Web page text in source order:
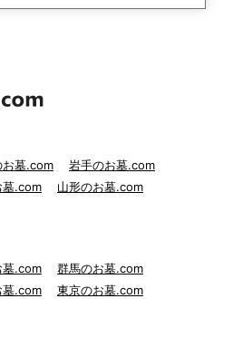
お墓.com
岩手のお墓.com
墓.com
山形のお墓.com
墓.com
群馬のお墓.com
墓.com
東京のお墓.com